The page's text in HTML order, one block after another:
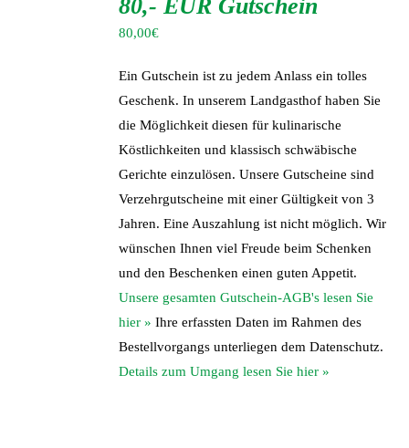
80,- EUR Gutschein
80,00€
Ein Gutschein ist zu jedem Anlass ein tolles
Geschenk. In unserem Landgasthof haben Sie
die Möglichkeit diesen für kulinarische
Köstlichkeiten und klassisch schwäbische
Gerichte einzulösen. Unsere Gutscheine sind
Verzehrgutscheine mit einer Gültigkeit von 3
Jahren. Eine Auszahlung ist nicht möglich. Wir
wünschen Ihnen viel Freude beim Schenken
und den Beschenken einen guten Appetit.
Unsere gesamten Gutschein-AGB's lesen Sie
hier » Ihre erfassten Daten im Rahmen des
Bestellvorgangs unterliegen dem Datenschutz.
Details zum Umgang lesen Sie hier »